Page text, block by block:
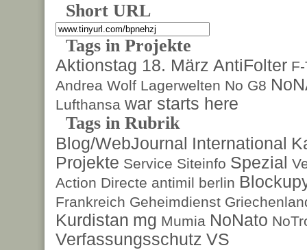
Short URL
Tags in Projekte
Aktionstag 18. März AntiFolter
Andrea Wolf Lagerwelten No G8
Lufthansa war starts here
Tags in Rubrik
Blog/WebJournal International
Projekte Service Siteinfo Spezial
Action Directe antimil berlin
Frankreich Geheimdienst
Kurdistan mg Mumia NoNato
Verfassungsschutz VS